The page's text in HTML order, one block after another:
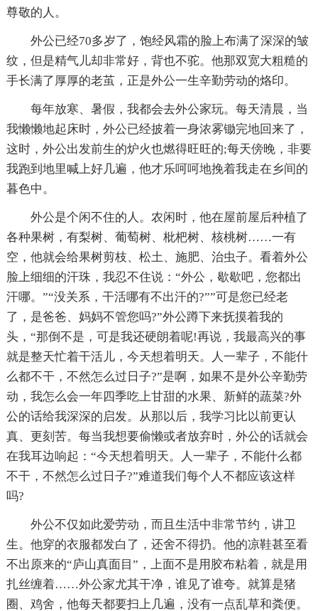
尊敬的人。
外公已经70多岁了，饱经风霜的脸上布满了深深的皱
纹，但是精气儿却非常好，背也不驼。他那双宽大粗糙的
手长满了厚厚的老茧，正是外公一生辛勤劳动的烙印。
每年放寒、暑假，我都会去外公家玩。每天清晨，当
我懒懒地起床时，外公已经披着一身浓雾锄完地回来了，
这时，外公出发前生的炉火也燃得旺旺的;每天傍晚，非要
我跑到地里喊上好几遍，他才乐呵呵地挽着我走在乡间的
暮色中。
外公是个闲不住的人。农闲时，他在屋前屋后种植了
各种果树，有梨树、葡萄树、枇杷树、核桃树……一有
空，他就会给果树剪枝、松土、施肥、治虫子。看着外公
脸上细细的汗珠，我忍不住说：“外公，歇歇吧，您都出
汗哪。”“没关系，干活哪有不出汗的?””可是您已经老
了，是爸爸、妈妈不管您吗?”外公蹲下来抚摸着我的
头，“那倒不是，可是我还硬朗着呢!再说，我最高兴的事
就是整天忙着干活儿，今天想着明天。人一辈子，不能什
么都不干，不然怎么过日子?”是啊，如果不是外公辛勤劳
动，我怎么会一年四季吃上甘甜的水果、新鲜的蔬菜?外
公的话给我深深的启发。从那以后，我学习比以前更认
真、更刻苦。每当我想要偷懒或者放弃时，外公的话就会
在我耳边响起：“今天想着明天。人一辈子，不能什么都
不干，不然怎么过日子?”难道我们每个人不都应该这样
吗?
外公不仅如此爱劳动，而且生活中非常节约，讲卫
生。他穿的衣服都发白了，还舍不得扔。他的凉鞋甚至看
不出原来的“庐山真面目”，上面不是用胶布粘着，就是用
扎丝缠着……外公家尤其干净，谁见了谁夸。就算是猪
圈、鸡舍，他每天都要扫上几遍，没有一点乱草和粪便。